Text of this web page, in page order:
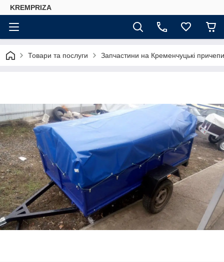
KREMPRIZA
Товари та послуги Запчастини на Кременчуцькі